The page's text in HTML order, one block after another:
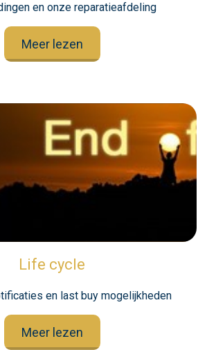
en onze reparatieafdeling
Meer lezen
Life cycle
en last buy mogelijkheden
Meer lezen